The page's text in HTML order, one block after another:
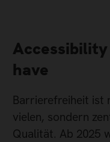
have
Barrierefreiheit ist
vielen, sondern
Qualität. Ab 2025